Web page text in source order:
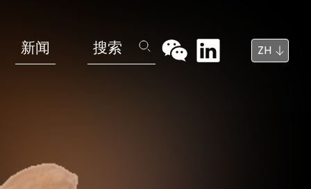
新闻 搜索 ZH